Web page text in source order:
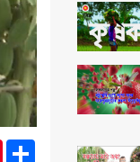
Pinterest